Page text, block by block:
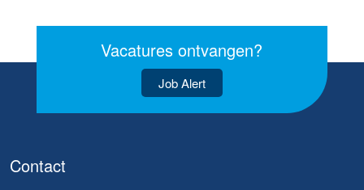
Vacatures ontvangen?
Job Alert
Contact